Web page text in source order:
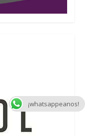
¡whatsappeanos!